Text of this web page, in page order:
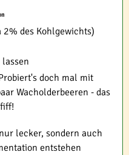
des Kohlgewichts)
doch mal mit
Wacholderbeeren - das
lecker, sondern auch
entstehen